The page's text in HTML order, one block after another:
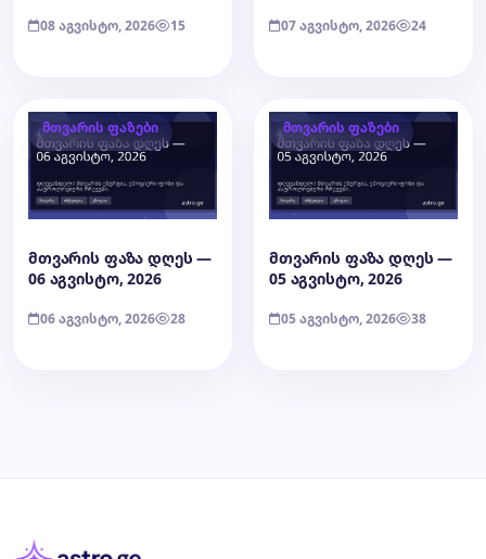
08 აგვისტო, 2026 15 07 აგვისტო, 2026 24
მთვარის ფაზები
მთვარის ფაზა დღეს —
06 აგვისტო, 2026
06 აგვისტო, 2026 28
მთვარის ფაზები
მთვარის ფაზა დღეს —
05 აგვისტო, 2026
05 აგვისტო, 2026 38